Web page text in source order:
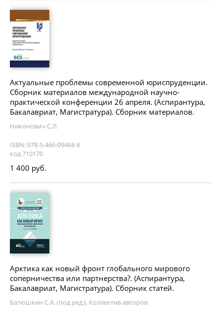
Актуальные проблемы современной юриспруденции.
Сборник материалов международной научно-
практической конференции 26 апреля. (Аспирантура,
Бакалавриат, Магистратура). Сборник материалов.
Никонович С.Л.
ISBN: 978-5-466-09468-8
код 710170
1 400 руб.
Арктика как новый фронт глобального мирового
соперничества или партнерства?. (Аспирантура,
Бакалавриат, Магистратура). Сборник статей.
Батюшкин С.А. (под ред.), Коллектив авторов